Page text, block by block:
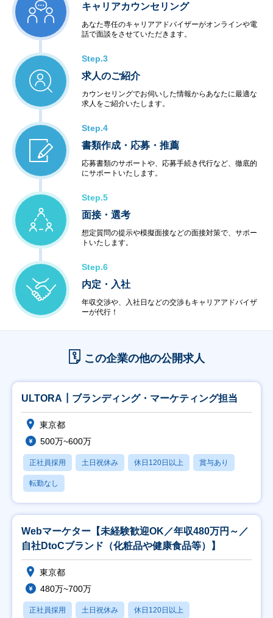
キャリアカウンセリング
あなた専任のキャリアアドバイザーがオンラインや電
話で面談をさせていただきます。
Step.3
求人のご紹介
カウンセリングでお伺いした情報からあなたに最適な
求人をご紹介いたします。
Step.4
書類作成・応募・推薦
応募書類のサポートや、応募手続き代行など、徹底的
にサポートいたします。
Step.5
面接・選考
想定質問の提示や模擬面接などの面接対策で、サポー
トいたします。
Step.6
内定・入社
年収交渉や、入社日などの交渉もキャリアアドバイザ
ーが代行！
この企業の他の公開求人
ULTORA┃ブランディング・マーケティング担当
東京都
500万~600万
正社員採用 土日祝休み 休日120日以上 賞与あり
転勤なし
Webマーケター【未経験歓迎OK／年収480万円～／
自社DtoCブランド（化粧品や健康食品等）】
東京都
480万~700万
正社員採用 土日祝休み 休日120日以上